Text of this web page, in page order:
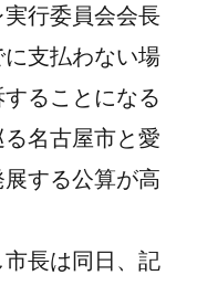
行委員会会長
支払わない場
ることになる
名古屋市と愛
する公算が高
長は同日、記